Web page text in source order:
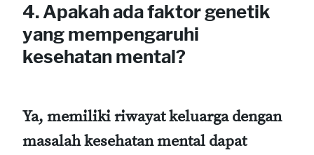
4. Apakah ada faktor genetik
yang mempengaruhi
kesehatan mental?
Ya, memiliki riwayat keluarga dengan
masalah kesehatan mental dapat